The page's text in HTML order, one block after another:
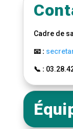
Cadre de
📧 :
📞 :